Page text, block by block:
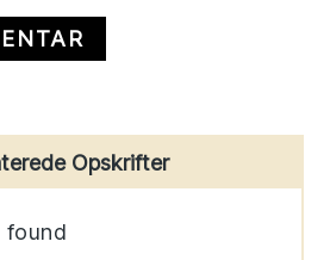
Opskrifter
found